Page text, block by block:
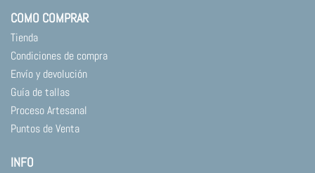
COMO COMPRAR
Tienda
Condiciones de compra
Envío y devolución
Guía de tallas
Proceso Artesanal
Puntos de Venta
INFO